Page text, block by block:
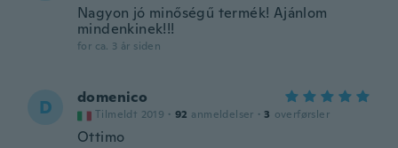
Nagyon jó minőségű termék! Ajánlom
mindenkinek!!!
for ca. 3 år siden
D domenico
Tilmeldt 2019 · 92 anmeldelser · 3 overførsler
Ottimo